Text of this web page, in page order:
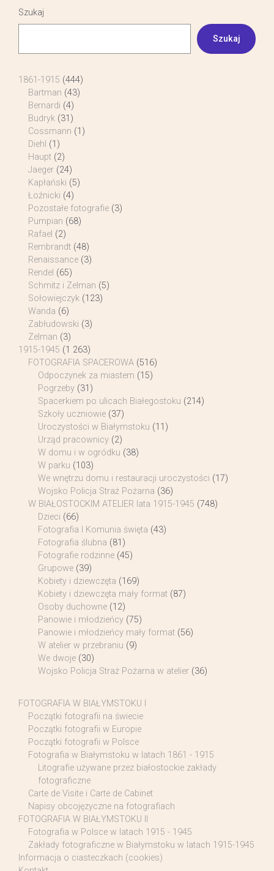
Szukaj
Szukaj
1861-1915 (444)
Bartman (43)
Bernardi (4)
Budryk (31)
Cossmann (1)
Diehl (1)
Haupt (2)
Jaeger (24)
Kapłański (5)
Łoźnicki (4)
Pozostałe fotografie (3)
Pumpian (68)
Rafael (2)
Rembrandt (48)
Renaissance (3)
Rendel (65)
Schmitz i Zelman (5)
Sołowiejczyk (123)
Wanda (6)
Zabłudowski (3)
Zelman (3)
1915-1945 (1 263)
FOTOGRAFIA SPACEROWA (516)
Odpoczynek za miastem (15)
Pogrzeby (31)
Spacerkiem po ulicach Białegostoku (214)
Szkoły uczniowie (37)
Uroczystości w Białymstoku (11)
Urząd pracownicy (2)
W domu i w ogródku (38)
W parku (103)
We wnętrzu domu i restauracji uroczystości (17)
Wojsko Policja Straż Pożarna (36)
W BIAŁOSTOCKIM ATELIER lata 1915-1945 (748)
Dzieci (66)
Fotografia I Komunia święta (43)
Fotografia ślubna (81)
Fotografie rodzinne (45)
Grupowe (39)
Kobiety i dziewczęta (169)
Kobiety i dziewczęta mały format (87)
Osoby duchowne (12)
Panowie i młodzieńcy (75)
Panowie i młodzieńcy mały format (56)
W atelier w przebraniu (9)
We dwoje (30)
Wojsko Policja Straż Pożarna w atelier (36)
FOTOGRAFIA W BIAŁYMSTOKU I
Początki fotografii na świecie
Początki fotografii w Europie
Początki fotografii w Polsce
Fotografia w Białymstoku w latach 1861 - 1915
Litografie używane przez białostockie zakłady
fotograficzne
Carte de Visite i Carte de Cabinet
Napisy obcojęzyczne na fotografiach
FOTOGRAFIA W BIAŁYMSTOKU II
Fotografia w Polsce w latach 1915 - 1945
Zakłady fotograficzne w Białymstoku w latach 1915-1945
Informacja o ciasteczkach (cookies)